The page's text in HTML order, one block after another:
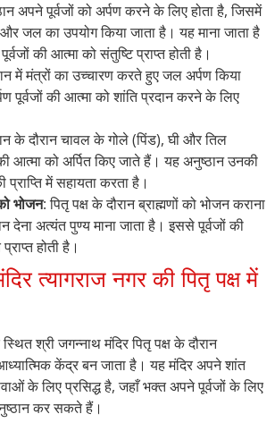
अपने पूर्वजों को अर्पण करने के लिए होता है, जिसमें
जल का उपयोग किया जाता है। यह माना जाता है
की आत्मा को संतुष्टि प्राप्त होती है।
में मंत्रों का उच्चारण करते हुए जल अर्पण किया
पूर्वजों की आत्मा को शांति प्रदान करने के लिए
के दौरान चावल के गोले (पिंड), घी और तिल
आत्मा को अर्पित किए जाते हैं। यह अनुष्ठान उनकी
प्राप्ति में सहायता करता है।
भोजन: पितृ पक्ष के दौरान ब्राह्मणों को भोजन कराना
देना अत्यंत पुण्य माना जाता है। इससे पूर्वजों की
होती है।
त्यागराज नगर की पितृ पक्ष में
श्री जगन्नाथ मंदिर पितृ पक्ष के दौरान
केंद्र बन जाता है। यह मंदिर अपने शांत
के लिए प्रसिद्ध है, जहाँ भक्त अपने पूर्वजों के लिए
कर सकते हैं।